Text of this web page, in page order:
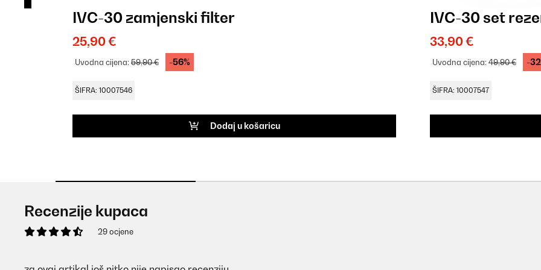
IVC-30 zamjenski filter
25,90 €
Uvodna cijena:59,90 € -56%
ŠIFRA: 10007546
Dodaj u košaricu
IVC-30 set
33,90 €
Uvodna cijena:49,90 € -
ŠIFRA: 10007547
Recenzije kupaca
29 ocjene